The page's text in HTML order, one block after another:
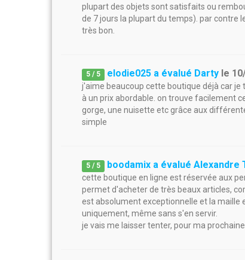
plupart des objets sont satisfaits ou
de 7 jours la plupart du temps). par contre
très bon.
5 / 5 elodie025 a évalué Darty le
j'aime beaucoup cette boutique déjà car je
à un prix abordable. on trouve facilement
gorge, une nuisette etc grâce aux
simple
5 / 5 boodamix a évalué Alexandre
cette boutique en ligne est réservée aux
permet d'acheter de très beaux articles,
est absolument exceptionnelle et la maille
uniquement, même sans s'en servir.
je vais me laisser tenter, pour ma